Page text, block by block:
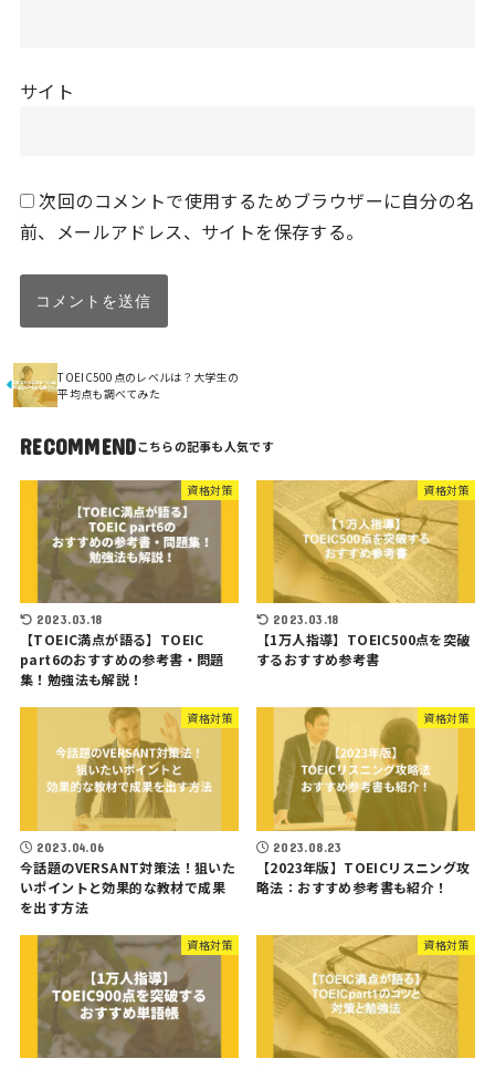
サイト
次回のコメントで使用するためブラウザーに自分の名
前、メールアドレス、サイトを保存する。
TOEIC500点のレベルは？大学生の
平均点も調べてみた
RECOMMEND
資格対策
2023.03.18
【TOEIC満点が語る】TOEIC
part6のおすすめの参考書・問題
集！勉強法も解説！
資格対策
2023.03.18
【1万人指導】TOEIC500点を突破
するおすすめ参考書
資格対策
2023.04.06
今話題のVERSANT対策法！狙いた
いポイントと効果的な教材で成果
を出す方法
資格対策
2023.08.23
【2023年版】TOEICリスニング攻
略法：おすすめ参考書も紹介！
資格対策 資格対策